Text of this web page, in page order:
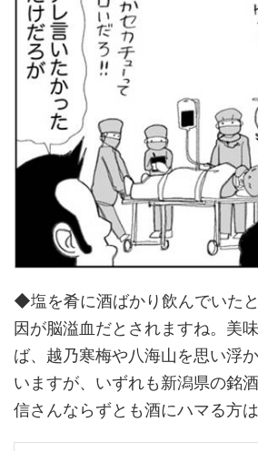
◆塩を肴に酒ばかり飲んでいた
因が脳溢血だとされますね。美
ば、越乃寒梅や八海山を思い浮
いますが、いずれも新潟県の銘
信さんならずとも酒にハマる方は